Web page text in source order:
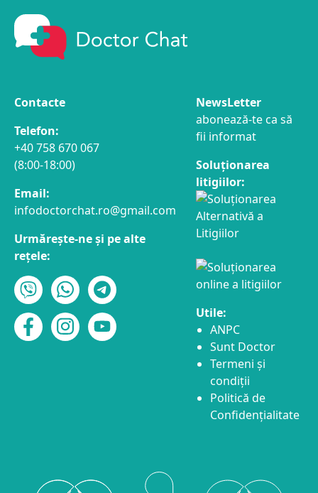
Contacte
Telefon:
+40 758 670 067
(8:00-18:00)
Email:
infodoctorchat.ro@gmail.com
Urmărește-ne și pe alte
rețele:
NewsLetter
abonează-te ca să
fii informat
Soluționarea
litigiilor:
Utile:
ANPC
Sunt Doctor
Termeni și
condiții
Politică de
Confidențialitate